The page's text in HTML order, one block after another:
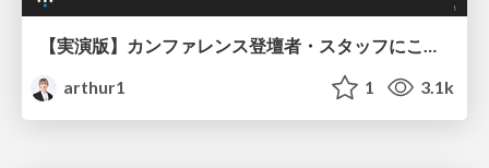
【実演版】カンファレンス登壇者・スタッフにこそ知ってほしいマイクの使い方 / 大吉祥寺.pm 2025
arthur1
1 3.1k